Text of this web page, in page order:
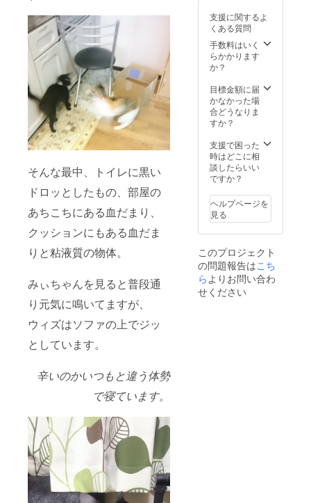
そんな最中、トイレに黒い
ドロッとしたもの、部屋の
あちこちにある血だまり、
クッションにもある血だま
りと粘液質の物体。
みぃちゃんを見ると普段通
り元気に鳴いてますが、
ウィズはソファの上でジッ
としています。
辛いのかいつもと違う体勢
で寝ています。
支援に関するよ
くある質問
手数料はいく
らかかります
か？
目標金額に届
かなかった場
合どうなりま
すか？
支援で困った
時はどこに相
談したらいい
ですか？
ヘルプページを
見る
このプロジェクト
の問題報告はこち
ら よりお問い合わ
せください